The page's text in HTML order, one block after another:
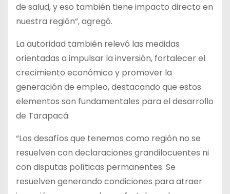
de salud, y eso también tiene impacto directo en
nuestra región”, agregó.
La autoridad también relevó las medidas
orientadas a impulsar la inversión, fortalecer el
crecimiento económico y promover la
generación de empleo, destacando que estos
elementos son fundamentales para el desarrollo
de Tarapacá.
“Los desafíos que tenemos como región no se
resuelven con declaraciones grandilocuentes ni
con disputas políticas permanentes. Se
resuelven generando condiciones para atraer